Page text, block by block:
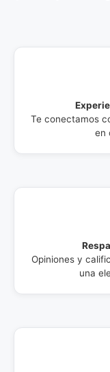
Te conectamos
en
Opiniones y
una